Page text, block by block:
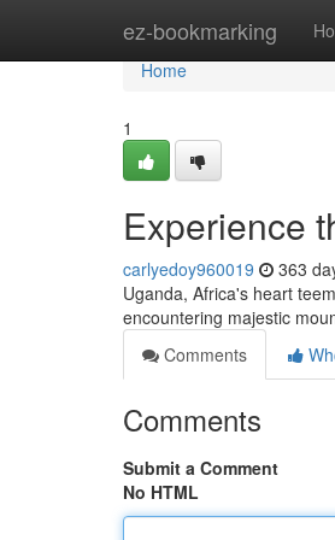
ez-bookmarking
Home
Home
1
Experience
carlyedoy960019 363
Uganda, Africa's heart
encountering majestic
Comments
Comments
Submit a Comment
No HTML